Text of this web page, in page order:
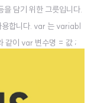
담기 위한 그릇입니다.
용합니다. var 는 variabl
이 var 변수명 = 값 ;
위와 같이 한번에 변
주석 :: // 한줄 주석은 //